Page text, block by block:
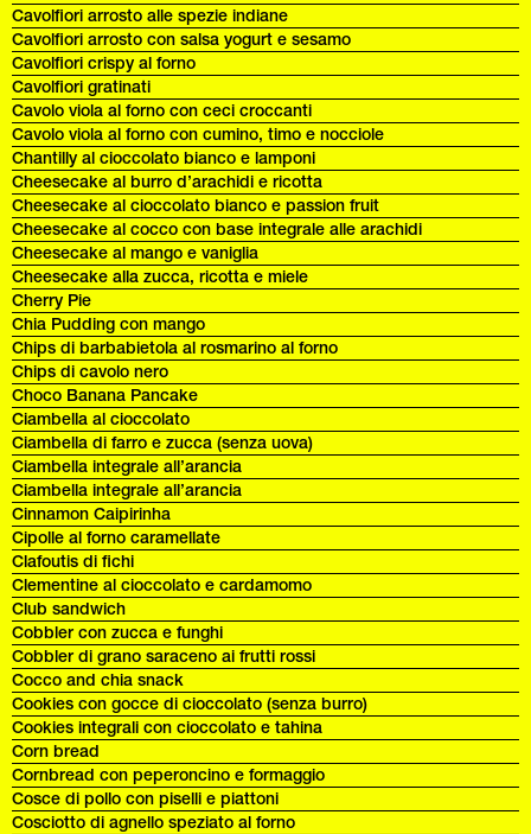
Cavolfiori arrosto alle spezie indiane
Cavolfiori arrosto con salsa yogurt e sesamo
Cavolfiori crispy al forno
Cavolfiori gratinati
Cavolo viola al forno con ceci croccanti
Cavolo viola al forno con cumino, timo e nocciole
Chantilly al cioccolato bianco e lamponi
Cheesecake al burro d’arachidi e ricotta
Cheesecake al cioccolato bianco e passion fruit
Cheesecake al cocco con base integrale alle arachidi
Cheesecake al mango e vaniglia
Cheesecake alla zucca, ricotta e miele
Cherry Pie
Chia Pudding con mango
Chips di barbabietola al rosmarino al forno
Chips di cavolo nero
Choco Banana Pancake
Ciambella al cioccolato
Ciambella di farro e zucca (senza uova)
Ciambella integrale all’arancia
Ciambella integrale all’arancia
Cinnamon Caipirinha
Cipolle al forno caramellate
Clafoutis di fichi
Clementine al cioccolato e cardamomo
Club sandwich
Cobbler con zucca e funghi
Cobbler di grano saraceno ai frutti rossi
Cocco and chia snack
Cookies con gocce di cioccolato (senza burro)
Cookies integrali con cioccolato e tahina
Corn bread
Cornbread con peperoncino e formaggio
Cosce di pollo con piselli e piattoni
Cosciotto di agnello speziato al forno